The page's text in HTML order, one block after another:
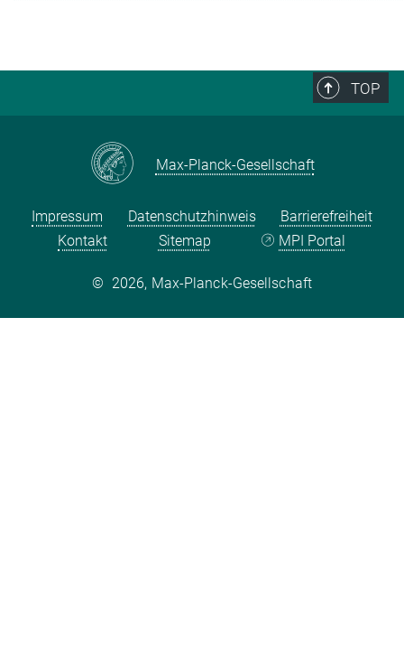
TOP
Max-Planck-Gesellschaft
Impressum Datenschutzhinweis
Barrierefreiheit
Kontakt
Sitemap MPI Portal
© 2026, Max-Planck-Gesellschaft